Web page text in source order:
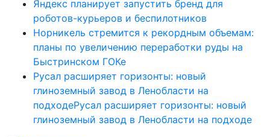
Яндекс планирует запустить бренд для
роботов-курьеров и беспилотников
Норникель стремится к рекордным объемам:
планы по увеличению переработки руды на
Быстринском ГОКе
Русал расширяет горизонты: новый
глиноземный завод в Ленобласти на
подходеРусал расширяет горизонты: новый
глиноземный завод в Ленобласти на подходе